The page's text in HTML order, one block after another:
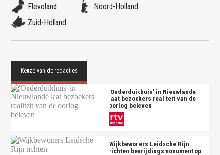
Flevoland
Noord-Holland
Zuid-Holland
'Onderduikhuis' in Nieuwlande
laat bezoekers realiteit van de
oorlog beleven
Wijkbewoners Leidsche Rijn
richten bevrijdingsmonument op